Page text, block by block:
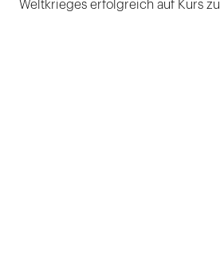
Weltkrieges erfolgreich auf Kurs